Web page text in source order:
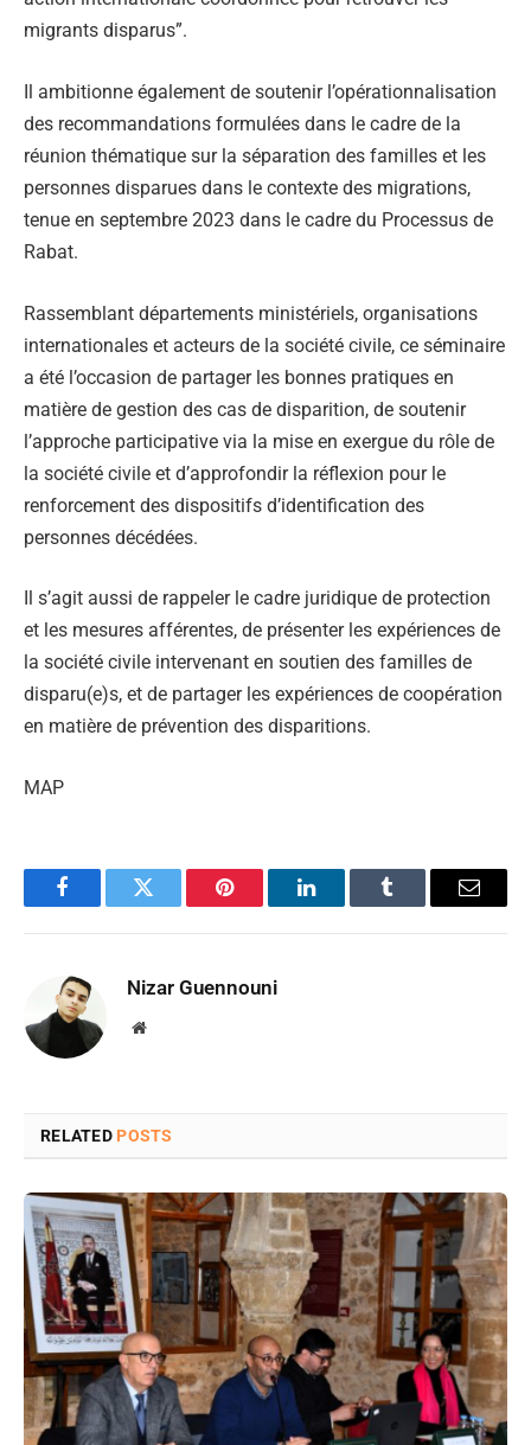
migrants disparus”.
Il ambitionne également de soutenir l’opérationnalisation
des recommandations formulées dans le cadre de la
réunion thématique sur la séparation des familles et les
personnes disparues dans le contexte des migrations,
tenue en septembre 2023 dans le cadre du Processus de
Rabat.
Rassemblant départements ministériels, organisations
internationales et acteurs de la société civile, ce séminaire
a été l’occasion de partager les bonnes pratiques en
matière de gestion des cas de disparition, de soutenir
l’approche participative via la mise en exergue du rôle de
la société civile et d’approfondir la réflexion pour le
renforcement des dispositifs d’identification des
personnes décédées.
Il s’agit aussi de rappeler le cadre juridique de protection
et les mesures afférentes, de présenter les expériences de
la société civile intervenant en soutien des familles de
disparu(e)s, et de partager les expériences de coopération
en matière de prévention des disparitions.
MAP
FacebookTwitter Pinterest LinkedInTumblr Email
Nizar Guennouni
Website
RELATED POSTS